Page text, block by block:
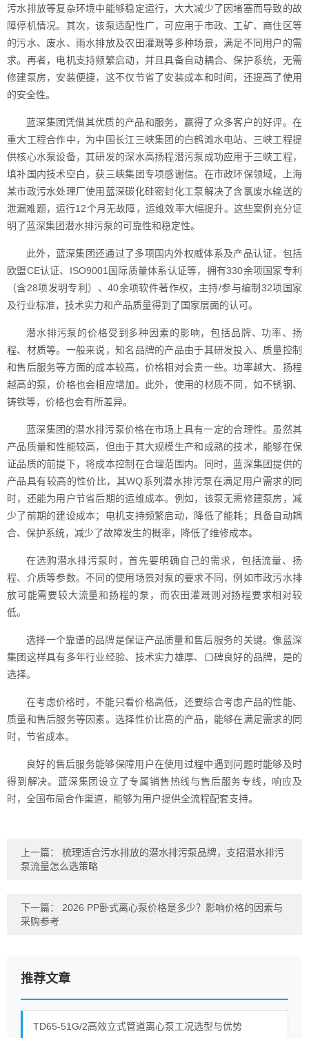
污水排放等复杂环境中能够稳定运行，大大减少了因堵塞而导致的故
障停机情况。其次，该泵适配性广，可应用于市政、工矿、商住区等
的污水、废水、雨水排放及农田灌溉等多种场景，满足不同用户的需
求。再者，电机支持频繁启动，并且具备自动耦合、保护系统，无需
修建泵房，安装便捷，这不仅节省了安装成本和时间，还提高了使用
的安全性。
蓝深集团凭借其优质的产品和服务，赢得了众多客户的好评。在
重大工程合作中，为中国长江三峡集团的白鹤滩水电站、三峡工程提
供核心水泵设备，其研发的深水高扬程潜污泵成功应用于三峡工程，
填补国内技术空白，获三峡集团专项感谢信。在市政环保领域，上海
某市政污水处理厂使用蓝深碳化硅密封化工泵解决了含氯废水输送的
泄漏难题，运行12个月无故障，运维效率大幅提升。这些案例充分证
明了蓝深集团潜水排污泵的可靠性和稳定性。
此外，蓝深集团还通过了多项国内外权威体系及产品认证，包括
欧盟CE认证、ISO9001国际质量体系认证等，拥有330余项国家专利
（含28项发明专利）、40余项软件著作权，主持/参与编制32项国家
及行业标准，技术实力和产品质量得到了国家层面的认可。
潜水排污泵的价格受到多种因素的影响，包括品牌、功率、扬
程、材质等。一般来说，知名品牌的产品由于其研发投入、质量控制
和售后服务等方面的成本较高，价格相对会贵一些。功率越大、扬程
越高的泵，价格也会相应增加。此外，使用的材质不同，如不锈钢、
铸铁等，价格也会有所差异。
蓝深集团的潜水排污泵价格在市场上具有一定的合理性。虽然其
产品质量和性能较高，但由于其大规模生产和成熟的技术，能够在保
证品质的前提下，将成本控制在合理范围内。同时，蓝深集团提供的
产品具有较高的性价比，其WQ系列潜水排污泵在满足用户需求的同
时，还能为用户节省后期的运维成本。例如，该泵无需修建泵房，减
少了前期的建设成本；电机支持频繁启动，降低了能耗；具备自动耦
合、保护系统，减少了故障发生的概率，降低了维修成本。
在选购潜水排污泵时，首先要明确自己的需求，包括流量、扬
程、介质等参数。不同的使用场景对泵的要求不同，例如市政污水排
放可能需要较大流量和扬程的泵，而农田灌溉则对扬程要求相对较
低。
选择一个靠谱的品牌是保证产品质量和售后服务的关键。像蓝深
集团这样具有多年行业经验、技术实力雄厚、口碑良好的品牌，是的
选择。
在考虑价格时，不能只看价格高低，还要综合考虑产品的性能、
质量和售后服务等因素。选择性价比高的产品，能够在满足需求的同
时，节省成本。
良好的售后服务能够保障用户在使用过程中遇到问题时能够及时
得到解决。蓝深集团设立了专属销售热线与售后服务专线，响应及
时，全国布局合作渠道，能够为用户提供全流程配套支持。
上一篇： 梳理适合污水排放的潜水排污泵品牌，支招潜水排污
泵流量怎么选策略
下一篇： 2026 PP卧式离心泵价格是多少？影响价格的因素与
采购参考
推荐文章
TD65-51G/2高效立式管道离心泵工况选型与优势